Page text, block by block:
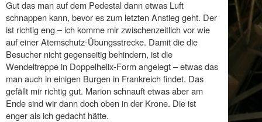
Gut das man auf dem Pedestal dann etwas Luft
schnappen kann, bevor es zum letzten Anstieg geht. Der
ist richtig eng – ich komme mir zwischenzeitlich vor wie
auf einer Atemschutz-Übungsstrecke. Damit die die
Besucher nicht gegenseitig behindern, ist die
Wendeltreppe in Doppelhelix-Form angelegt – etwas das
man auch in einigen Burgen in Frankreich findet. Das
gefällt mir richtig gut. Marion schnauft etwas aber am
Ende sind wir dann doch oben in der Krone. Die ist
enger als ich gedacht hätte.